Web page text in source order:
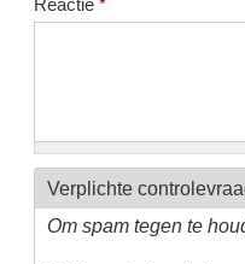
Reactie *
Verplichte
Om spam tegen te